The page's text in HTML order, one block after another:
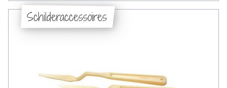
Schilderaccessoires